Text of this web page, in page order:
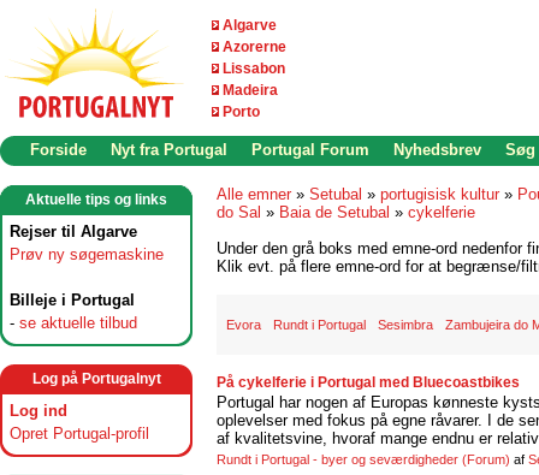
Algarve
Azorerne
Lissabon
Madeira
Porto
Forside Nyt fra Portugal Portugal Forum Nyhedsbrev Søg
Aktuelle tips og links
Rejser til Algarve
Prøv ny søgemaskine
Billeje i Portugal
- se aktuelle tilbud
Log på Portugalnyt
Log ind
Opret Portugal-profil
Alle emner » Setubal » portugisisk kultur »
do Sal » Baia de Setubal » cykelferie
Under den grå boks med emne-ord nedenfor
Klik evt. på flere emne-ord for at begrænse/
Evora Rundt i Portugal Sesimbra Zambujeira do
På cykelferie i Portugal med Bluecoastbikes
Portugal har nogen af Europas kønneste
oplevelser med fokus på egne råvarer. I de
af kvalitetsvine, hvoraf mange endnu er
Rundt i Portugal - byer og seværdigheder (Forum) af